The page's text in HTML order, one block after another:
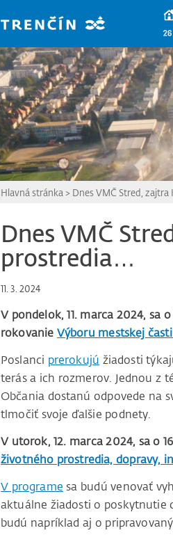
Hlavná stránka > Dnes VMČ Stred,
Dnes VMČ
prostredia…
11. 3. 2024
V pondelok, 11. marca 2024, sa
rokovanie Výboru mestskej
Poslanci prerokujú žiadosti
terás a ich rozmerov. Jednou z
Občania dostanú odpovede na
tlmočiť svoje ďalšie podnety.
V utorok, 12. marca 2024, sa o
životného prostredia, dopravy,
V programe sa budú venovať
aktuálne žiadosti o poskytnutie
budú napríklad aj o